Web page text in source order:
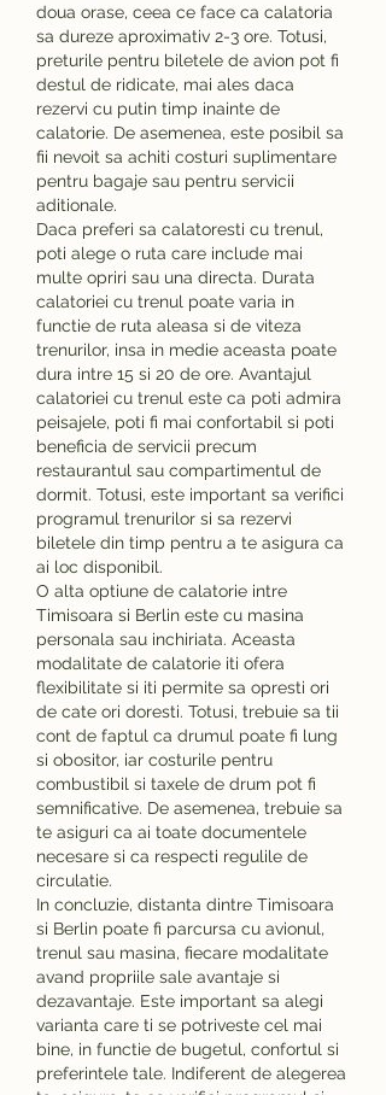
doua orase, ceea ce face ca calatoria
sa dureze aproximativ 2-3 ore. Totusi,
preturile pentru biletele de avion pot fi
destul de ridicate, mai ales daca
rezervi cu putin timp inainte de
calatorie. De asemenea, este posibil sa
fii nevoit sa achiti costuri suplimentare
pentru bagaje sau pentru servicii
aditionale.
Daca preferi sa calatoresti cu trenul,
poti alege o ruta care include mai
multe opriri sau una directa. Durata
calatoriei cu trenul poate varia in
functie de ruta aleasa si de viteza
trenurilor, insa in medie aceasta poate
dura intre 15 si 20 de ore. Avantajul
calatoriei cu trenul este ca poti admira
peisajele, poti fi mai confortabil si poti
beneficia de servicii precum
restaurantul sau compartimentul de
dormit. Totusi, este important sa verifici
programul trenurilor si sa rezervi
biletele din timp pentru a te asigura ca
ai loc disponibil.
O alta optiune de calatorie intre
Timisoara si Berlin este cu masina
personala sau inchiriata. Aceasta
modalitate de calatorie iti ofera
flexibilitate si iti permite sa opresti ori
de cate ori doresti. Totusi, trebuie sa tii
cont de faptul ca drumul poate fi lung
si obositor, iar costurile pentru
combustibil si taxele de drum pot fi
semnificative. De asemenea, trebuie sa
te asiguri ca ai toate documentele
necesare si ca respecti regulile de
circulatie.
In concluzie, distanta dintre Timisoara
si Berlin poate fi parcursa cu avionul,
trenul sau masina, fiecare modalitate
avand propriile sale avantaje si
dezavantaje. Este important sa alegi
varianta care ti se potriveste cel mai
bine, in functie de bugetul, confortul si
preferintele tale. Indiferent de alegerea